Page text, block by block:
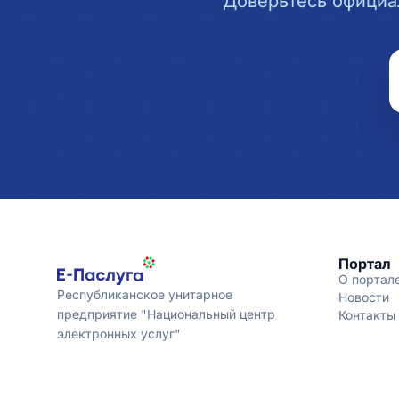
Республиканское унитарное
предприятие "Национальный центр
электронных услуг"
Портал
О
Новости
Контакты